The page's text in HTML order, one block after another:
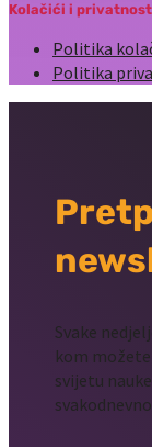
Kolačići i privatnost
Politika
Politika
Svake
kom
svijetu